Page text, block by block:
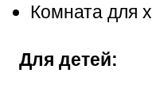
Комната для
Для детей: